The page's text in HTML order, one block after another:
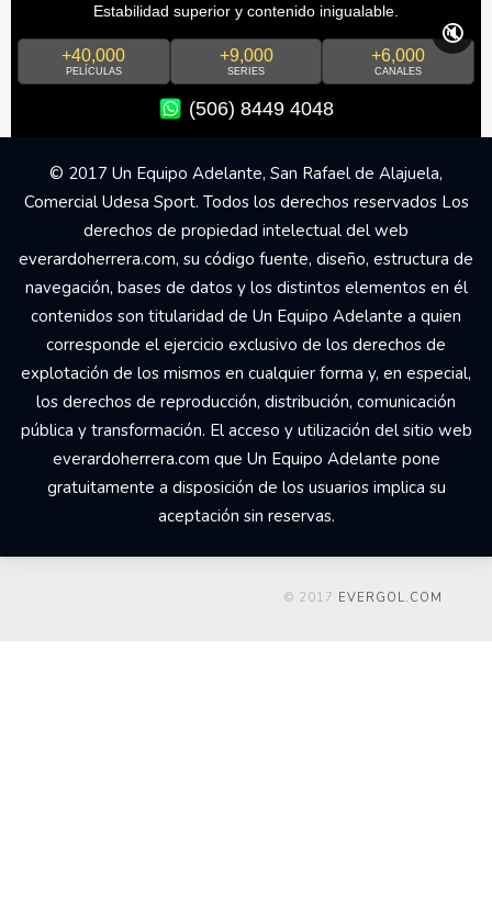
Estabilidad superior y contenido inigualable.
+40,000
PELÍCULAS
+9,000
SERIES
+6,000
CANALES
(506) 8449 4048
🔇
© 2017 Un Equipo Adelante, San Rafael de Alajuela,
Comercial Udesa Sport. Todos los derechos reservados Los
derechos de propiedad intelectual del web
everardoherrera.com, su código fuente, diseño, estructura de
navegación, bases de datos y los distintos elementos en él
contenidos son titularidad de Un Equipo Adelante a quien
corresponde el ejercicio exclusivo de los derechos de
explotación de los mismos en cualquier forma y, en especial,
los derechos de reproducción, distribución, comunicación
pública y transformación. El acceso y utilización del sitio web
everardoherrera.com que Un Equipo Adelante pone
gratuitamente a disposición de los usuarios implica su
aceptación sin reservas.
© 2017 EVERGOL.COM